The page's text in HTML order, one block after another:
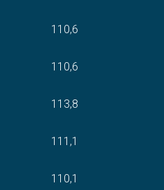
110,6
110,6
113,8
111,1
110,1